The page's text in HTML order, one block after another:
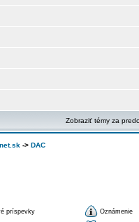
Zobraziť témy za
-> DAC
príspevky Oznámenie